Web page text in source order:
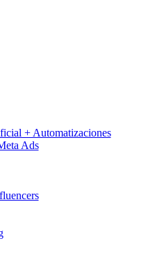
+ Automatizaciones
Ads